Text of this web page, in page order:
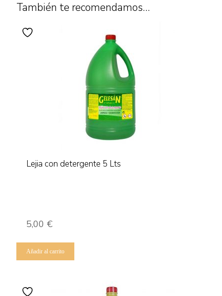
También te recomendamos…
Lejia con detergente 5 Lts
5,00 €
Añadir al carrito